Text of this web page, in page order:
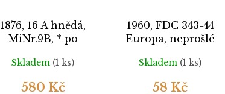
1876, 16 A hnědá,
MiNr.9B, * po
archový lom
Skladem (1 ks)
580 Kč
1960, FDC 343-44
Europa, neprošlé
Skladem (1 ks)
58 Kč